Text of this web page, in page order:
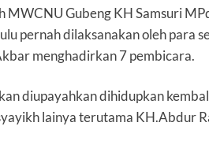
MWCNU Gubeng KH Samsuri
pernah dilaksanakan oleh para
menghadirkan 7 pembicara.
diupayahkan dihidupkan
lainya terutama KH.Abdur